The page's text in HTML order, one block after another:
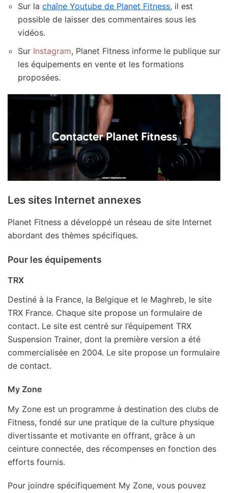
Sur la chaîne Youtube de Planet Fitness, il est
possible de laisser des commentaires sous les
vidéos.
Sur Instagram, Planet Fitness informe le publique sur
les équipements en vente et les formations
proposées.
Les sites Internet annexes
Planet Fitness a développé un réseau de site Internet
abordant des thèmes spécifiques.
Pour les équipements
TRX
Destiné à la France, la Belgique et le Maghreb, le site
TRX France. Chaque site propose un formulaire de
contact. Le site est centré sur l’équipement TRX
Suspension Trainer, dont la première version a été
commercialisée en 2004. Le site propose un formulaire
de contact.
My Zone
My Zone est un programme à destination des clubs de
Fitness, fondé sur une pratique de la culture physique
divertissante et motivante en offrant, grâce à un
ceinture connectée, des récompenses en fonction des
efforts fournis.
Pour joindre spécifiquement My Zone, vous pouvez